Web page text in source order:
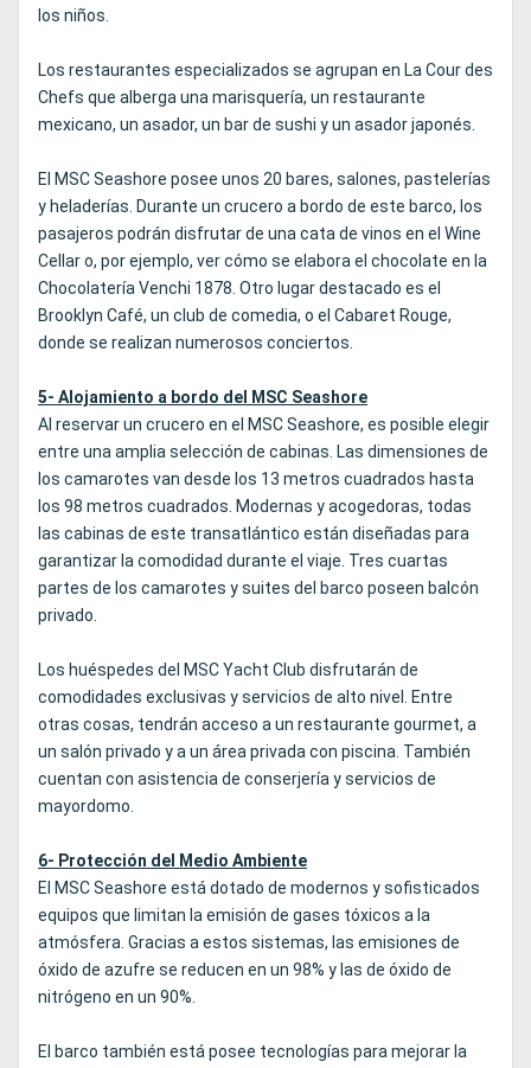
los niños.
Los restaurantes especializados se agrupan en La Cour des
Chefs que alberga una marisquería, un restaurante
mexicano, un asador, un bar de sushi y un asador japonés.
El MSC Seashore posee unos 20 bares, salones, pastelerías
y heladerías. Durante un crucero a bordo de este barco, los
pasajeros podrán disfrutar de una cata de vinos en el Wine
Cellar o, por ejemplo, ver cómo se elabora el chocolate en la
Chocolatería Venchi 1878. Otro lugar destacado es el
Brooklyn Café, un club de comedia, o el Cabaret Rouge,
donde se realizan numerosos conciertos.
5- Alojamiento a bordo del MSC Seashore
Al reservar un crucero en el MSC Seashore, es posible elegir
entre una amplia selección de cabinas. Las dimensiones de
los camarotes van desde los 13 metros cuadrados hasta
los 98 metros cuadrados. Modernas y acogedoras, todas
las cabinas de este transatlántico están diseñadas para
garantizar la comodidad durante el viaje. Tres cuartas
partes de los camarotes y suites del barco poseen balcón
privado.
Los huéspedes del MSC Yacht Club disfrutarán de
comodidades exclusivas y servicios de alto nivel. Entre
otras cosas, tendrán acceso a un restaurante gourmet, a
un salón privado y a un área privada con piscina. También
cuentan con asistencia de conserjería y servicios de
mayordomo.
6- Protección del Medio Ambiente
El MSC Seashore está dotado de modernos y sofisticados
equipos que limitan la emisión de gases tóxicos a la
atmósfera. Gracias a estos sistemas, las emisiones de
óxido de azufre se reducen en un 98% y las de óxido de
nitrógeno en un 90%.
El barco también está posee tecnologías para mejorar la